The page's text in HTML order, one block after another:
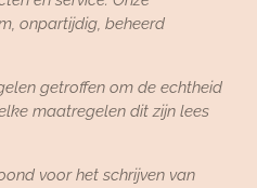
onpartijdig, beheerd
getroffen om de echtheid
maatregelen dit zijn lees
voor het schrijven van